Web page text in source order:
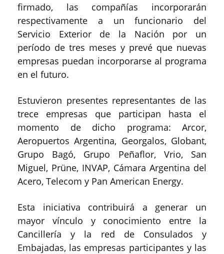
firmado, las compañías incorporarán
respectivamente a un funcionario del
Servicio Exterior de la Nación por un
período de tres meses y prevé que nuevas
empresas puedan incorporarse al programa
en el futuro.
Estuvieron presentes representantes de las
trece empresas que participan hasta el
momento de dicho programa: Arcor,
Aeropuertos Argentina, Georgalos, Globant,
Grupo Bagó, Grupo Peñaflor, Vrio, San
Miguel, Prüne, INVAP, Cámara Argentina del
Acero, Telecom y Pan American Energy.
Esta iniciativa contribuirá a generar un
mayor vínculo y conocimiento entre la
Cancillería y la red de Consulados y
Embajadas, las empresas participantes y las